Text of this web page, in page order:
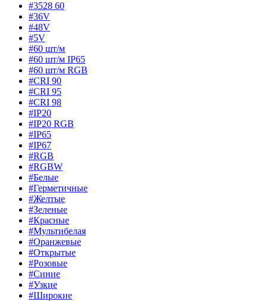
#3528 60
#36V
#48V
#5V
#60 шт/м
#60 шт/м IP65
#60 шт/м RGB
#CRI 90
#CRI 95
#CRI 98
#IP20
#IP20 RGB
#IP65
#IP67
#RGB
#RGBW
#Белые
#Герметичные
#Желтые
#Зеленые
#Красные
#Мультибелая
#Оранжевые
#Открытые
#Розовые
#Синие
#Узкие
#Широкие